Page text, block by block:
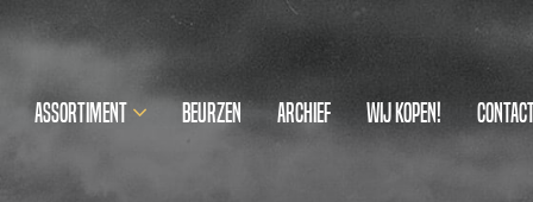
Assortiment Beurzen Archief Wij kopen!